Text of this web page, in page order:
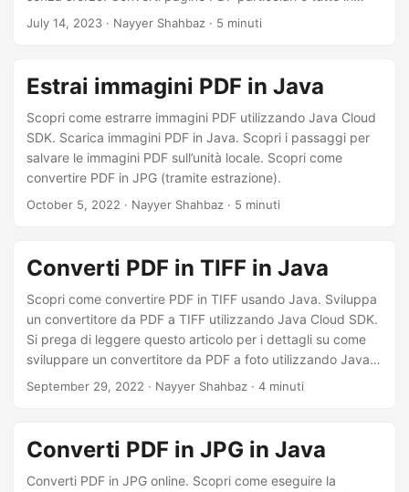
immagini di alta qualità per facilitare la collaborazione e le
vantaggi della conversione da PDF a PNG, tra cui
versatilità, compatibilità e qualità dell’immagine superiore.
July 14, 2023 · Nayyer Shahbaz · 5 minuti
Estrai immagini PDF in Java
Scopri come estrarre immagini PDF utilizzando Java Cloud
SDK. Scarica immagini PDF in Java. Scopri i passaggi per
salvare le immagini PDF sull’unità locale. Scopri come
convertire PDF in JPG (tramite estrazione).
October 5, 2022 · Nayyer Shahbaz · 5 minuti
Converti PDF in TIFF in Java
Scopri come convertire PDF in TIFF usando Java. Sviluppa
un convertitore da PDF a TIFF utilizzando Java Cloud SDK.
Si prega di leggere questo articolo per i dettagli su come
sviluppare un convertitore da PDF a foto utilizzando Java
Cloud SDK.
September 29, 2022 · Nayyer Shahbaz · 4 minuti
Converti PDF in JPG in Java
Converti PDF in JPG online. Scopri come eseguire la